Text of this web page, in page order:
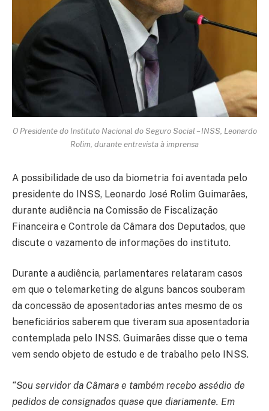
O Presidente do Instituto Nacional do Seguro Social – INSS, Leonardo
Rolim, durante entrevista à imprensa
A possibilidade de uso da biometria foi aventada pelo
presidente do INSS, Leonardo José Rolim Guimarães,
durante audiência na Comissão de Fiscalização
Financeira e Controle da Câmara dos Deputados, que
discute o vazamento de informações do instituto.
Durante a audiência, parlamentares relataram casos
em que o telemarketing de alguns bancos souberam
da concessão de aposentadorias antes mesmo de os
beneficiários saberem que tiveram sua aposentadoria
contemplada pelo INSS. Guimarães disse que o tema
vem sendo objeto de estudo e de trabalho pelo INSS.
“Sou servidor da Câmara e também recebo assédio de
pedidos de consignados quase que diariamente. Em